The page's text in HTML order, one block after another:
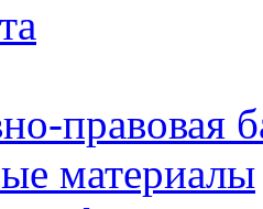
правовая
материалы